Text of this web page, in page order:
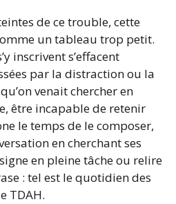
de ce trouble, cette
un tableau trop petit.
inscrivent s’effacent
par la distraction ou la
venait chercher en
être incapable de retenir
le temps de le composer,
en cherchant ses
en pleine tâche ou relire
: tel est le quotidien des
TDAH.